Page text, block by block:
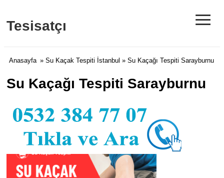
Tesisatçı ≡
Anasayfa » Su Kaçak Tespiti İstanbul » Su Kaçağı Tespiti Sarayburnu
Su Kaçağı Tespiti Sarayburnu